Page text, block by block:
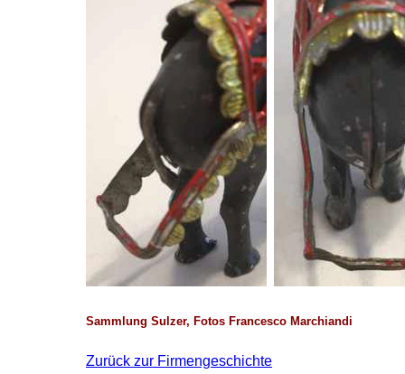
Sammlung Sulzer, Fotos Francesco Marchiandi
Zurück zur Firmengeschichte